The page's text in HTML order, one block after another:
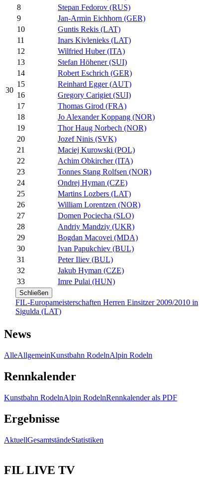
30
8
Stepan Fedorov (RUS)
9
Jan-Armin Eichhorn (GER)
10
Guntis Rekis (LAT)
11
Inars Kivlenieks (LAT)
12
Wilfried Huber (ITA)
13
Stefan Höhener (SUI)
14
Robert Eschrich (GER)
15
Reinhard Egger (AUT)
16
Gregory Carigiet (SUI)
17
Thomas Girod (FRA)
18
Jo Alexander Koppang (NOR)
19
Thor Haug Norbech (NOR)
20
Jozef Ninis (SVK)
21
Maciej Kurowski (POL)
22
Achim Obkircher (ITA)
23
Tonnes Stang Rolfsen (NOR)
24
Ondrej Hyman (CZE)
25
Martins Lozbers (LAT)
26
William Lorentzen (NOR)
27
Domen Pociecha (SLO)
28
Andriy Mandziy (UKR)
29
Bogdan Macovei (MDA)
30
Ivan Papukchiev (BUL)
31
Peter Iliev (BUL)
32
Jakub Hyman (CZE)
33
Imre Pulai (HUN)
Schließen
FIL-Europameisterschaften Herren Einsitzer 2009/2010 in
Sigulda (LAT)
News
AlleAllgemeinKunstbahn RodelnAlpin Rodeln
Rennkalender
Kunstbahn RodelnAlpin RodelnRennkalender als PDF
Ergebnisse
AktuellGesamtständeStatistiken
FIL LIVE TV